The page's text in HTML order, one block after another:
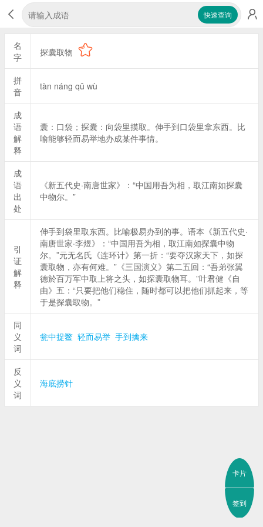
快速查询
名
字
探囊取物
拼
音
tàn náng qǔ wù
成
语
解
释
囊：口袋；探囊：向袋里摸取。伸手到口袋里拿东西。比
喻能够轻而易举地办成某件事情。
成
语
出
处
《新五代史·南唐世家》：“中国用吾为相，取江南如探囊
中物尔。”
引
证
解
释
伸手到袋里取东西。比喻极易办到的事。语本《新五代史·
南唐世家·李煜》：“中国用吾为相，取江南如探囊中物
尔。”元无名氏《连环计》第一折：“要夺汉家天下，如探
囊取物，亦有何难。”《三国演义》第二五回：“吾弟张翼
德於百万军中取上将之头，如探囊取物耳。”叶君健《自
由》五：“只要把他们稳住，随时都可以把他们抓起来，等
于是探囊取物。”
同
义
词
瓮中捉鳖 轻而易举 手到擒来
反
义
词
海底捞针
卡片
签到